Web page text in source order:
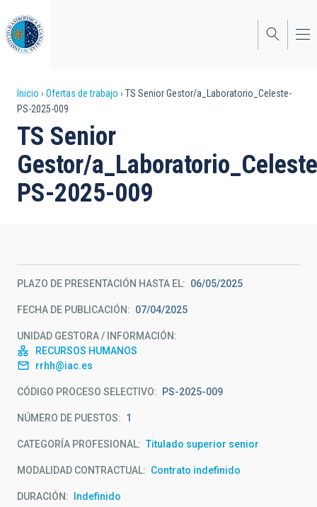
al
contenido
principal
Sobrescribir
enlaces
de
ayuda
a
Inicio Ofertas de trabajo
TS Senior Gestor/a_Laboratorio_Celeste-
PS-2025-009
TS Senior
Gestor/
PS-2025-009
PLAZO DE PRESENTACIÓN HASTA EL 06/05/2025
FECHA DE PUBLICACIÓN 07/04/2025
UNIDAD GESTORA / INFORMACIÓN
RECURSOS HUMANOS
rrhh@iac.es
CÓDIGO PROCESO SELECTIVO PS-2025-009
NÚMERO DE PUESTOS 1
CATEGORÍA PROFESIONAL Titulado superior senior
MODALIDAD CONTRACTUAL Contrato indefinido
DURACIÓN Indefinido